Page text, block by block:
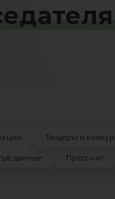
Тендеры и
данные Пресс-кит